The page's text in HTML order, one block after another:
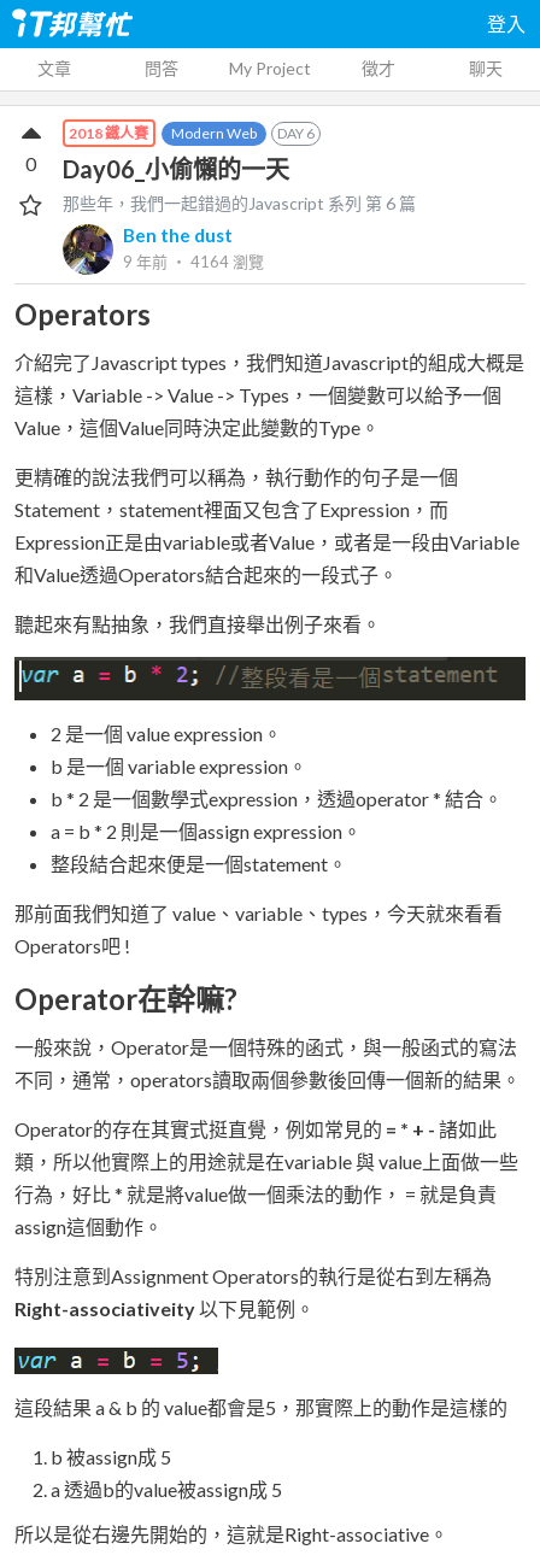
登入
文章 問答 My Project 徵才 聊天
2018 鐵人賽 Modern Web DAY 6
Day06_小偷懶的一天
那些年，我們一起錯過的Javascript 系列 第6 篇
Ben the dust
9 年前 ‧ 4164瀏覽
0
Operators
介紹完了Javascript types，我們知道Javascript的組成大概是
這樣，Variable -> Value -> Types，一個變數可以給予一個
Value，這個Value同時決定此變數的Type。
更精確的說法我們可以稱為，執行動作的句子是一個
Statement，statement裡面又包含了Expression，而
Expression正是由variable或者Value，或者是一段由Variable
和Value透過Operators結合起來的一段式子。
聽起來有點抽象，我們直接舉出例子來看。
2 是一個 value expression。
b 是一個 variable expression。
b * 2 是一個數學式expression，透過operator * 結合。
a = b * 2 則是一個assign expression。
整段結合起來便是一個statement。
那前面我們知道了 value、variable、types，今天就來看看
Operators吧 !
Operator在幹嘛?
一般來說，Operator是一個特殊的函式，與一般函式的寫法
不同，通常，operators讀取兩個參數後回傳一個新的結果。
Operator的存在其實式挺直覺，例如常見的 = * + - 諸如此
類，所以他實際上的用途就是在variable 與 value上面做一些
行為，好比 * 就是將value做一個乘法的動作， = 就是負責
assign這個動作。
特別注意到Assignment Operators的執行是從右到左稱為
Right-associativeity 以下見範例。
這段結果 a & b 的 value都會是5，那實際上的動作是這樣的
b 被assign成 5
a 透過b的value被assign成 5
所以是從右邊先開始的，這就是Right-associative。